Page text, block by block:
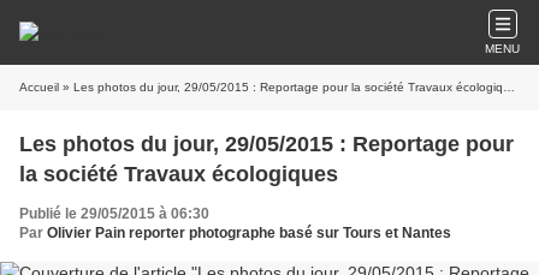
MENU
Accueil » Les photos du jour, 29/05/2015 : Reportage pour la société Travaux écologiques
Les photos du jour, 29/05/2015 : Reportage pour
la société Travaux écologiques
Publié le 29/05/2015 à 06:30
Par Olivier Pain reporter photographe basé sur Tours et Nantes